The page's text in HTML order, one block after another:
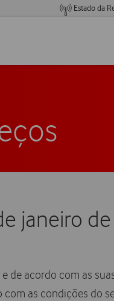
Estado da
janeiro
de acordo com as
as condições do